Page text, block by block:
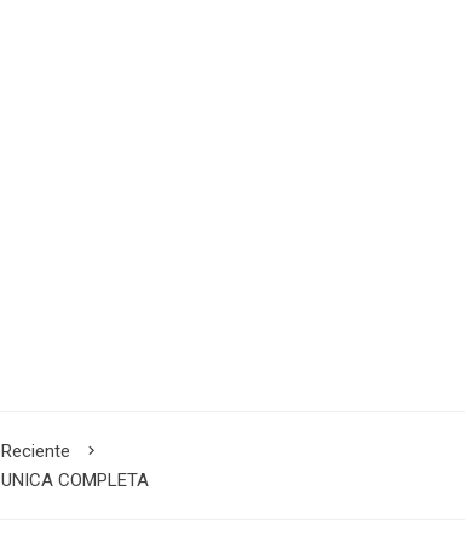
Reciente
UNICA COMPLETA